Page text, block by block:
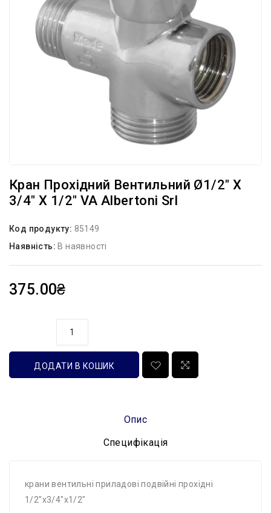
Кран Прохідний Вентильний Ø1/2″ Х
3/4″ Х 1/2″ VA Albertoni Srl
Код продукту: 85149
Наявність: В наявності
375.00₴
ДОДАТИ В КОШИК
Опис
Специфікація
крани вентильні приладові подвійні прохідні
1/2"х3/4"х1/2"